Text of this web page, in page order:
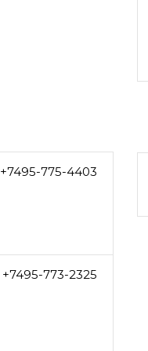
+7495-775-4403
+7495-773-2325